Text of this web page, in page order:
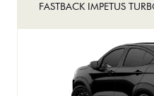
De: R$
R$
Ver